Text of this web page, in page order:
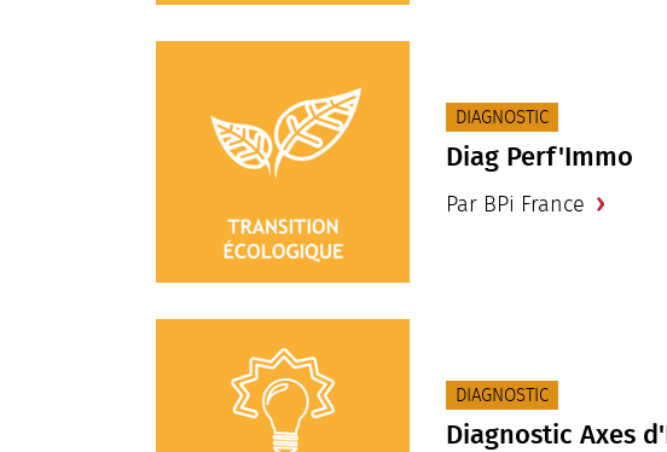
Diag Perf'Immo
Par BPi France
CATÉGORIE(S) :
DIAGNOSTIC
Diagnostic Axes
CATÉGORIE(S) :
DIAGNOSTIC